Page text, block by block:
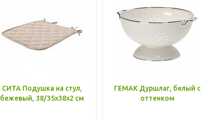
СИТА Подушка на стул,
бежевый, 38/35x38x2 см
ГЕМАК Дуршлаг, белый с
оттенком